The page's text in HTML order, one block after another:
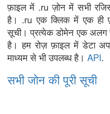
फ़ाइल में .ru ज़ोन में सभी
है। .ru एक क्लिक में एक ही
सूची। प्रत्येक डोमेन एक अलग
है। हम रोज़ फ़ाइल में डेटा
माध्यम से भी उपलब्ध है। API.
सभी जोन की पूरी सूची